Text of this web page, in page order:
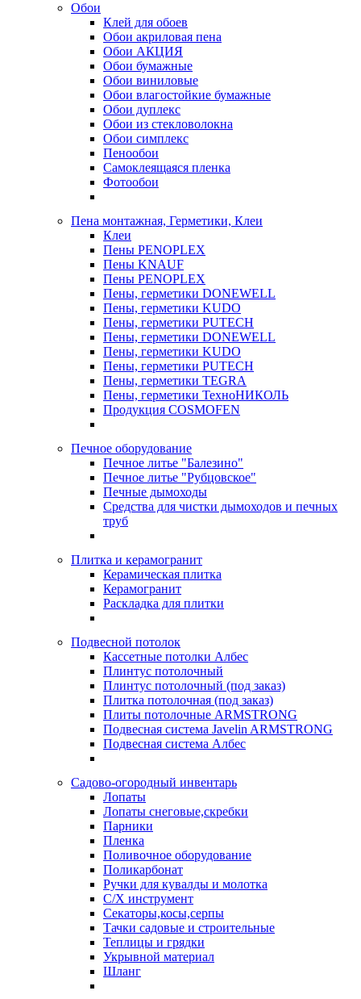
Обои
Клей для обоев
Обои акриловая пена
Обои АКЦИЯ
Обои бумажные
Обои виниловые
Обои влагостойкие бумажные
Обои дуплекс
Обои из стекловолокна
Обои симплекс
Пенообои
Самоклеящаяся пленка
Фотообои
Пена монтажная, Герметики, Клеи
Клеи
Пены PENOPLEX
Пены KNAUF
Пены PENOPLEX
Пены, герметики DONEWELL
Пены, герметики KUDO
Пены, герметики PUTECH
Пены, герметики DONEWELL
Пены, герметики KUDO
Пены, герметики PUTECH
Пены, герметики TEGRA
Пены, герметики ТехноНИКОЛЬ
Продукция COSMOFEN
Печное оборудование
Печное литье "Балезино"
Печное литье "Рубцовское"
Печные дымоходы
Средства для чистки дымоходов и печных
труб
Плитка и керамогранит
Керамическая плитка
Керамогранит
Раскладка для плитки
Подвесной потолок
Кассетные потолки Албес
Плинтус потолочный
Плинтус потолочный (под заказ)
Плитка потолочная (под заказ)
Плиты потолочные ARMSTRONG
Подвесная система Javelin ARMSTRONG
Подвесная система Албес
Садово-огородный инвентарь
Лопаты
Лопаты снеговые,скребки
Парники
Пленка
Поливочное оборудование
Поликарбонат
Ручки для кувалды и молотка
С/Х инструмент
Секаторы,косы,серпы
Тачки садовые и строительные
Теплицы и грядки
Укрывной материал
Шланг